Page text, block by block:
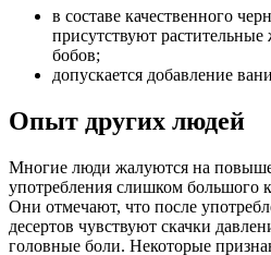
в составе качественного
присутствуют
бобов;
допускается добавление
Опыт других людей
Многие люди жалуются на
употребления слишком большого
Они отмечают, что после
десертов чувствуют скачки
головные боли. Некоторые